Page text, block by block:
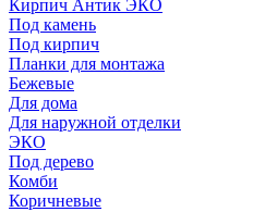
Кирпич Антик ЭКО
Под камень
Под кирпич
Планки для монтажа
Бежевые
Для дома
Для наружной отделки
ЭКO
Под дерево
Комби
Коричневые